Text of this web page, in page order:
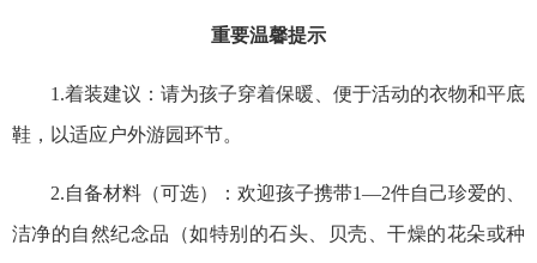
重要温馨提示
1.着装建议：请为孩子穿着保暖、便于活动的衣物和平底
鞋，以适应户外游园环节。
2.自备材料（可选）：欢迎孩子携带1—2件自己珍爱的、
洁净的自然纪念品（如特别的石头、贝壳、干燥的花朵或种